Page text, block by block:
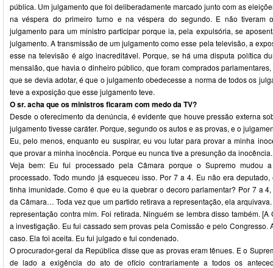
pública. Um julgamento que foi deliberadamente marcado junto com as
na véspera do primeiro turno e na véspera do segundo. E não tiveram
julgamento para um ministro participar porque ia, pela expulsória, se
julgamento. A transmissão de um julgamento como esse pela televisão, a
esse na televisão é algo inacreditável. Porque, se há uma disputa política
mensalão, que havia o dinheiro público, que foram comprados
que se devia adotar, é que o julgamento obedecesse a norma de todos os
teve a exposição que esse julgamento teve.
O sr. acha que os ministros ficaram com medo da TV?
Desde o oferecimento da denúncia, é evidente que houve pressão externa
julgamento tivesse caráter. Porque, segundo os autos e as provas, e o
Eu, pelo menos, enquanto eu suspirar, eu vou lutar para provar a minha
que provar a minha inocência. Porque eu nunca tive a presunção da inocência.
Veja bem: Eu fui processado pela Câmara porque o Supremo mudou
processado. Todo mundo já esqueceu isso. Por 7 a 4. Eu não era
tinha imunidade. Como é que eu ia quebrar o decoro parlamentar? Por 7 a
da Câmara… Toda vez que um partido retirava a representação, ela
representação contra mim. Foi retirada. Ninguém se lembra disso também.
a investigação. Eu fui cassado sem provas pela Comissão e pelo Congresso.
caso. Ela foi aceita. Eu fui julgado e fui condenado.
O procurador-geral da República disse que as provas eram tênues. E o
de lado a exigência do ato de ofício contrariamente a todos os